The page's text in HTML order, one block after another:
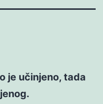
je učinjeno, tada